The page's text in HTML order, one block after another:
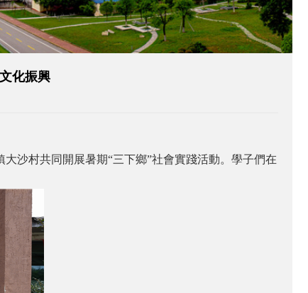
化振興
沙村共同開展暑期“三下鄉”社會實踐活動。學子們在